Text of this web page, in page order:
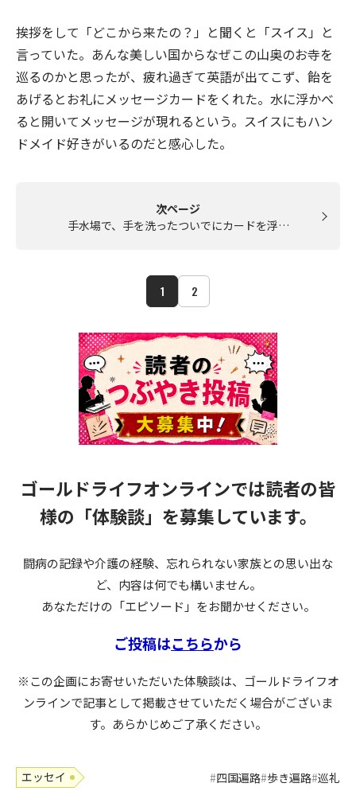
挨拶をして「どこから来たの？」と聞くと「スイス」と
言っていた。あんな美しい国からなぜこの山奥のお寺を
巡るのかと思ったが、疲れ過ぎて英語が出てこず、飴を
あげるとお礼にメッセージカードをくれた。水に浮かべ
ると開いてメッセージが現れるという。スイスにもハン
ドメイド好きがいるのだと感心した。
次ページ
手水場で、手を洗ったついでにカードを浮…
1 2
ゴールドライフオンラインでは読者の皆
様の 「体験談」を募集しています。
闘病の記録や介護の経験、忘れられない家族との思い出な
ど、内容は何でも構いません。
あなただけの「エピソード」をお聞かせください。
ご投稿はこちらから
※この企画にお寄せいただいた体験談は、ゴールドライフオ
ンラインで記事として掲載させていただく場合がございま
す。あらかじめご了承ください。
エッセイ 四国遍路 歩き遍路 巡礼